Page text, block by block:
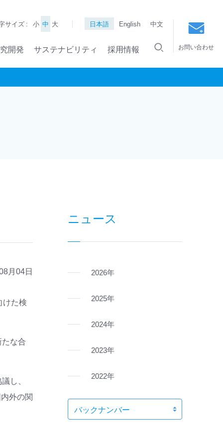
サイズ : 小 中 大 日本語 English 中文
開発 サステナビリティ 採用情報 お問い合わせ
月04日
けた検
な合
し、
外の関
ニュース
2026年
2025年
2024年
2023年
2022年